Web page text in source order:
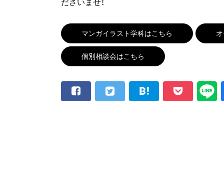
マンガイラスト学科はこちら
個別相談会はこちら